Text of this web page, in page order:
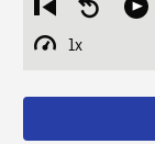
Restart
from
beginning
Seek
1x
Playback